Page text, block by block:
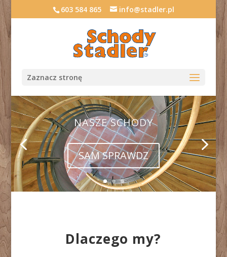
603 584 865 info@stadler.pl
Zaznacz stronę
NASZE SCHODY
SAM SPRAWDZ
Dlaczego my?